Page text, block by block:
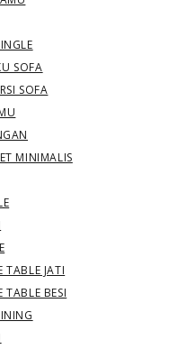
SOFA
SOFA
MINIMALIS
TABLE JATI
TABLE BESI